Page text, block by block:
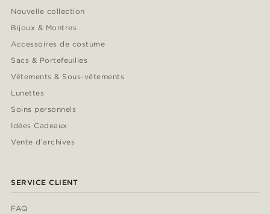
Nouvelle collection
Bijoux & Montres
Accessoires de costume
Sacs & Portefeuilles
Vêtements & Sous-vêtements
Lunettes
Soins personnels
Idées Cadeaux
Vente d'archives
SERVICE CLIENT
FAQ